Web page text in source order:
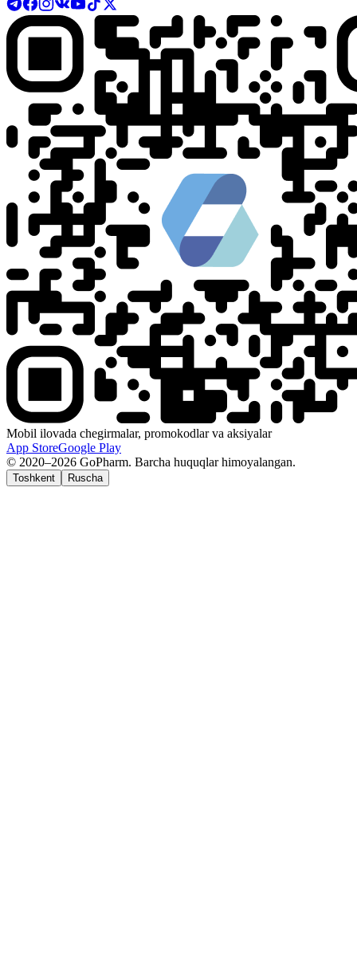
Mobil ilovada chegirmalar, promokodlar va aksiyalar
App StoreGoogle Play
© 2020–2026 GoPharm. Barcha huquqlar himoyalangan.
Toshkent Ruscha